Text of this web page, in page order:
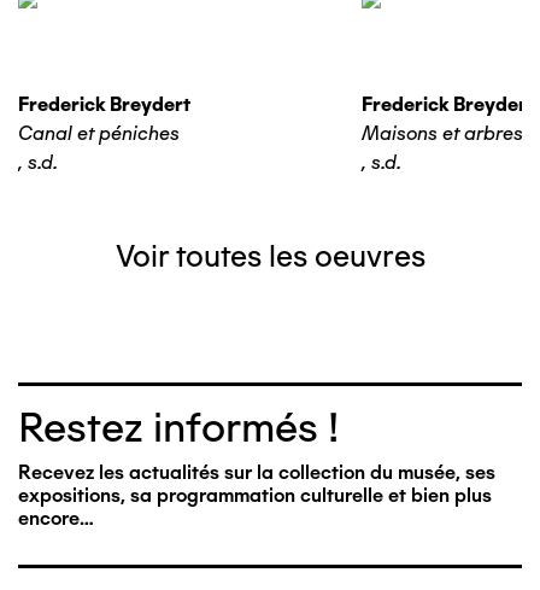
Frederick Breydert
Canal et péniches
, s.d.
Frederick Breydert
Maisons et arbres
, s.d.
Voir toutes les oeuvres
Restez informés !
Recevez les actualités sur la collection du musée, ses
expositions, sa programmation culturelle et bien plus
encore…